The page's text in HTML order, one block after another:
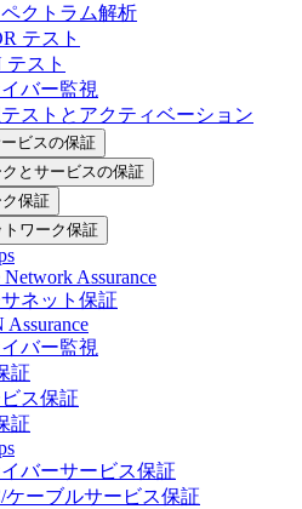
クトラム解析
テスト
テスト
バー監視
ストとアクティベーション
ビスの保証
とサービスの保証
保証
トワーク保証
Network Assurance
ネット保証
Assurance
バー監視
証
ス保証
証
バーサービス保証
ケーブルサービス保証